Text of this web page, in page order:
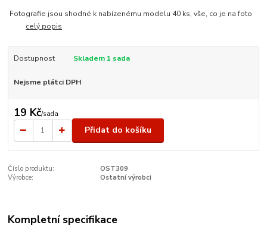
Fotografie jsou shodné k nabízenému modelu 40 ks, vše, co je na foto
celý popis
Dostupnost Skladem 1 sada
Nejsme plátci DPH
19 Kč/sada
Přidat do košíku
Číslo produktu:
OST309
Výrobce:
Ostatní výrobci
Kompletní specifikace